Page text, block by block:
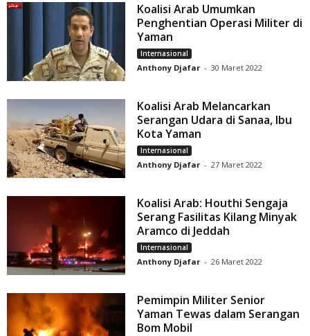
Koalisi Arab Umumkan
Penghentian Operasi Militer di
Yaman
Internasional
Anthony Djafar - 30 Maret 2022
Koalisi Arab Melancarkan
Serangan Udara di Sanaa, Ibu
Kota Yaman
Internasional
Anthony Djafar - 27 Maret 2022
Koalisi Arab: Houthi Sengaja
Serang Fasilitas Kilang Minyak
Aramco di Jeddah
Internasional
Anthony Djafar - 26 Maret 2022
Pemimpin Militer Senior
Yaman Tewas dalam Serangan
Bom Mobil